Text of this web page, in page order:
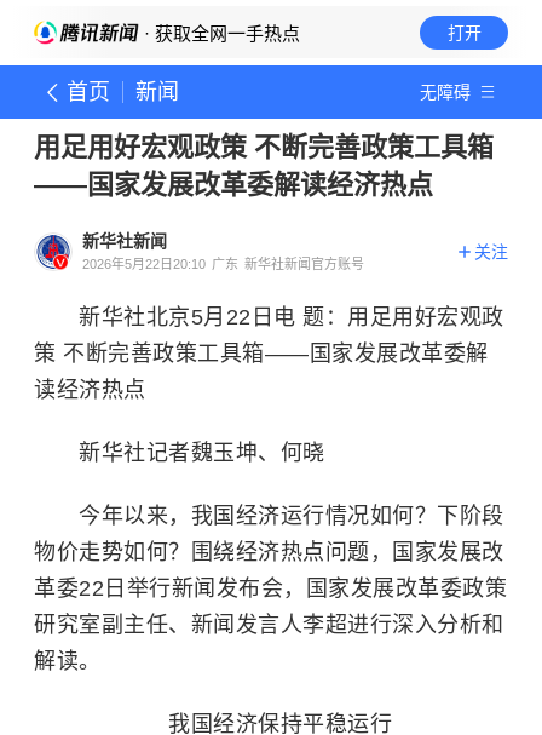
· 获取全网一手热点 打开
首页 新闻 无障碍
用足用好宏观政策 不断完善政策工具箱
——国家发展改革委解读经济热点
新华社新闻
2026年5月22日20:10 广东 新华社新闻官方账号
关注
新华社北京5月22日电 题：用足用好宏观政
策 不断完善政策工具箱——国家发展改革委解
读经济热点
新华社记者魏玉坤、何晓
今年以来，我国经济运行情况如何？下阶段
物价走势如何？围绕经济热点问题，国家发展改
革委22日举行新闻发布会，国家发展改革委政策
研究室副主任、新闻发言人李超进行深入分析和
解读。
我国经济保持平稳运行